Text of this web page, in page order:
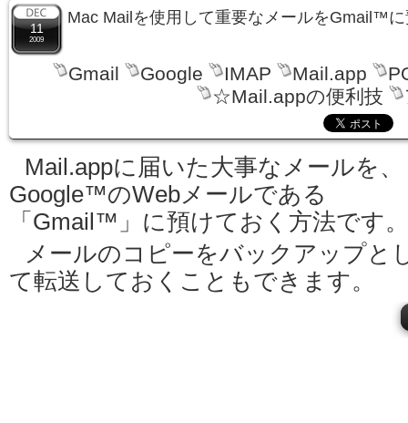
11
2009
Mac Mailを使用して重要なメールをGmail™
Gmail Google IMAP Mail.app
☆Mail.appの便利技
Mail.appに届いた大事なメールを、
Google™のWebメールである
「Gmail™」に預けておく方法です。
メールのコピーをバックアップと
て転送しておくこともできます。